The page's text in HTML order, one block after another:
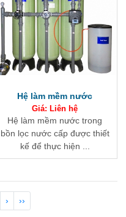
Hệ làm mềm nước
Giá: Liên hệ
Hệ làm mềm nước trong
bồn lọc nước cấp được thiết
kế để thực hiện ...
› ››